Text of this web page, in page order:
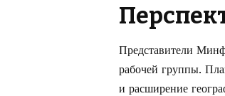
Представители
рабочей группы.
и расширение